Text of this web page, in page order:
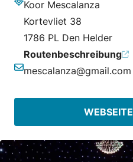
Koor Mescalanza
Kortevliet 38
1786 PL Den Helder
Routenbeschreibung
E-Mail-Adresse
mescalanza@gmail.com
WEBSEITE